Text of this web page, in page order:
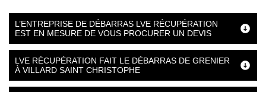
L’ENTREPRISE DE DÉBARRAS LVE RÉCUPÉRATION
EST EN MESURE DE VOUS PROCURER UN DEVIS
LVE RÉCUPÉRATION FAIT LE DÉBARRAS DE GRENIER
À VILLARD SAINT CHRISTOPHE